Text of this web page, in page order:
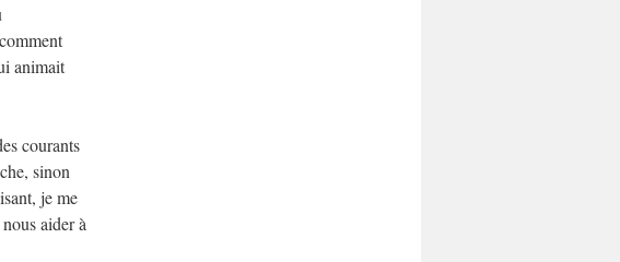
animait
courants
sinon
je me
aider à